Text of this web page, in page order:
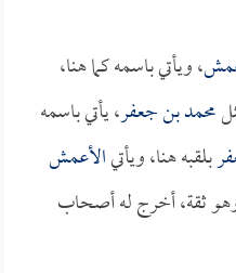
، ويأتي باسمه كما هنا،
محمد بن جعفر، يأتي باسمه
بلقبه هنا، ويأتيالأعمش
وهو ثقة، أخرج له أصحاب